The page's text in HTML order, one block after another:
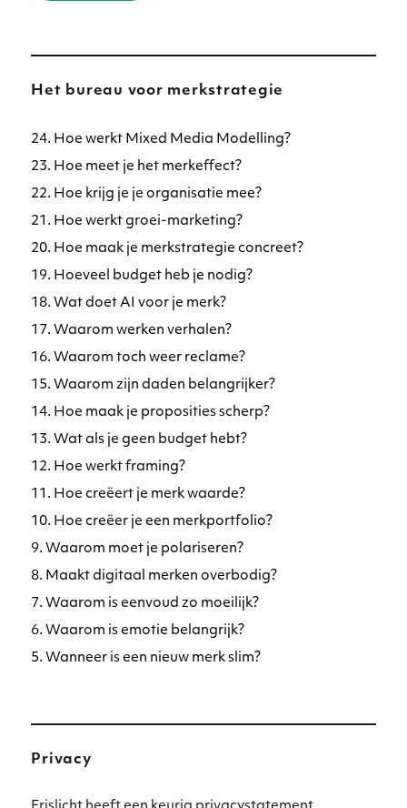
Het bureau voor merkstrategie
24. Hoe werkt Mixed Media Modelling?
23. Hoe meet je het merkeffect?
22. Hoe krijg je je organisatie mee?
21. Hoe werkt groei-marketing?
20. Hoe maak je merkstrategie concreet?
19. Hoeveel budget heb je nodig?
18. Wat doet AI voor je merk?
17. Waarom werken verhalen?
16. Waarom toch weer reclame?
15. Waarom zijn daden belangrijker?
14. Hoe maak je proposities scherp?
13. Wat als je geen budget hebt?
12. Hoe werkt framing?
11. Hoe creëert je merk waarde?
10. Hoe creëer je een merkportfolio?
9. Waarom moet je polariseren?
8. Maakt digitaal merken overbodig?
7. Waarom is eenvoud zo moeilijk?
6. Waarom is emotie belangrijk?
5. Wanneer is een nieuw merk slim?
Privacy